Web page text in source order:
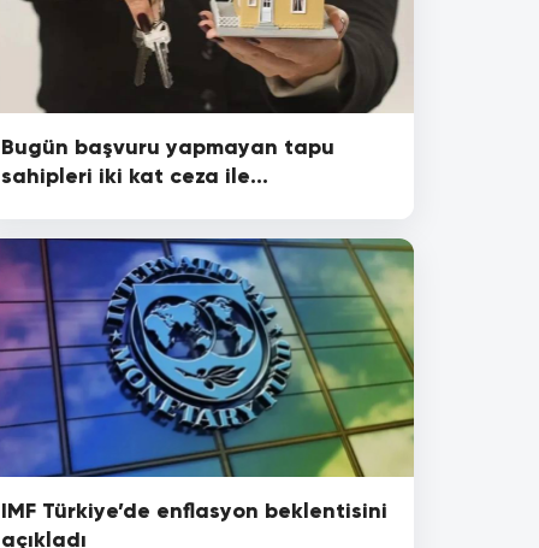
Bugün başvuru yapmayan tapu
sahipleri iki kat ceza ile
IMF Türkiye’de enflasyon beklentisini
açıkladı